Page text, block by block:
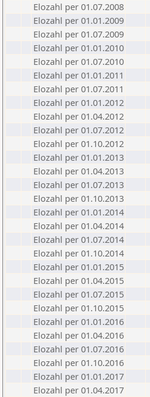
Elozahl per 01.07.2008
Elozahl per 01.01.2009
Elozahl per 01.07.2009
Elozahl per 01.01.2010
Elozahl per 01.07.2010
Elozahl per 01.01.2011
Elozahl per 01.07.2011
Elozahl per 01.01.2012
Elozahl per 01.04.2012
Elozahl per 01.07.2012
Elozahl per 01.10.2012
Elozahl per 01.01.2013
Elozahl per 01.04.2013
Elozahl per 01.07.2013
Elozahl per 01.10.2013
Elozahl per 01.01.2014
Elozahl per 01.04.2014
Elozahl per 01.07.2014
Elozahl per 01.10.2014
Elozahl per 01.01.2015
Elozahl per 01.04.2015
Elozahl per 01.07.2015
Elozahl per 01.10.2015
Elozahl per 01.01.2016
Elozahl per 01.04.2016
Elozahl per 01.07.2016
Elozahl per 01.10.2016
Elozahl per 01.01.2017
Elozahl per 01.04.2017